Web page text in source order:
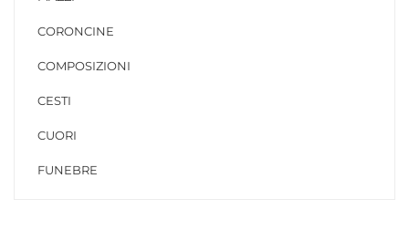
CORONCINE
COMPOSIZIONI
CESTI
CUORI
FUNEBRE